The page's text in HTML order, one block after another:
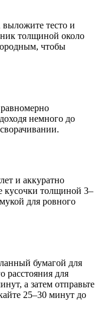
тесто и
толщиной около
чтобы
немного до
и аккуратно
кусочки толщиной 3–
для ровного
бумагой для
расстояния для
а затем отправьте
25–30 минут до